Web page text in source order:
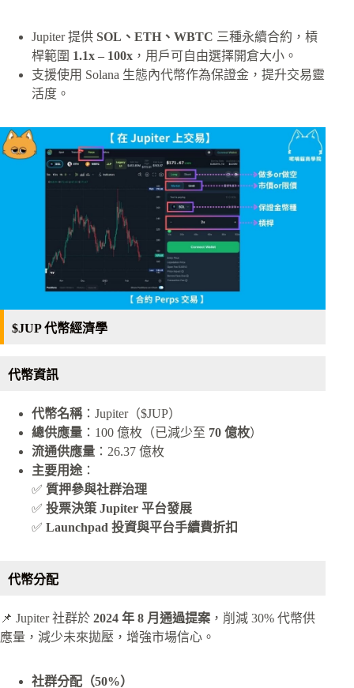
Jupiter 提供 SOL、ETH、WBTC 三種永續合約，槓
桿範圍 1.1x – 100x ，用戶可自由選擇開倉大小。
支援使用 Solana 生態內代幣作為保證金，提升交易靈
活度。
$JUP 代幣經濟學
代幣資訊
代幣名稱：Jupiter（$JUP）
總供應量 ：100 億枚（已減少至 70 億枚）
流通供應量 ：26.37 億枚
主要用途 ：
✅ 質押參與社群治理
✅ 投票決策 Jupiter 平台發展
✅ Launchpad 投資與平台手續費折扣
代幣分配
📌 Jupiter 社群於 2024 年 8 月通過提案 ，削減 30% 代幣供
應量，減少未來拋壓，增強市場信心。
社群分配（50%）